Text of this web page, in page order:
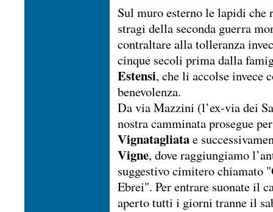
Sul muro esterno le lapidi che
stragi della seconda guerra
contraltare alla tolleranza
cinque secoli prima dalla
Estensi, che li accolse invece
benevolenza.
Da via Mazzini (l’ex-via dei
nostra camminata prosegue
Vignatagliatae
Vigne, dove raggiungiamo
suggestivo cimitero chiamato
Ebrei". Per entrare suonate il
aperto tutti i giorni tranne il